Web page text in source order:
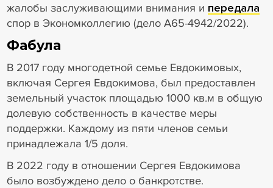
жалобы заслуживающими внимания и передала
спор в Экономколлегию (дело А65-4942/2022).
Фабула
В 2017 году многодетной семье Евдокимовых,
включая Сергея Евдокимова, был предоставлен
земельный участок площадью 1000 кв.м в общую
долевую собственность в качестве меры
поддержки. Каждому из пяти членов семьи
принадлежала 1/5 доля.
В 2022 году в отношении Сергея Евдокимова
было возбуждено дело о банкротстве.